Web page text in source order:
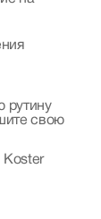
рутину
свою
Koster